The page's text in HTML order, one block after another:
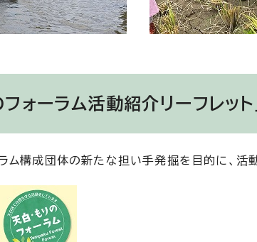
フォーラム活動紹介リーフレッ
ム構成団体の新たな担い手発掘を目的に、活